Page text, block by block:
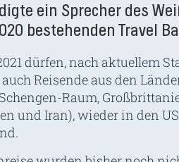
ein Sprecher des
bestehenden Travel
dürfen, nach aktuellem
Reisende aus den
Raum,
und Iran), wieder in den